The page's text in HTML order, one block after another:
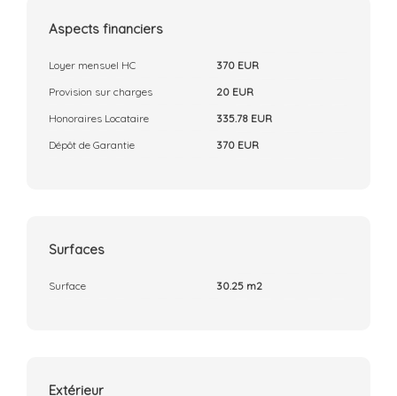
Aspects financiers
Loyer mensuel HC
370 EUR
Provision sur charges
20 EUR
Honoraires Locataire
335.78 EUR
Dépôt de Garantie
370 EUR
Surfaces
Surface 30.25 m2
Extérieur